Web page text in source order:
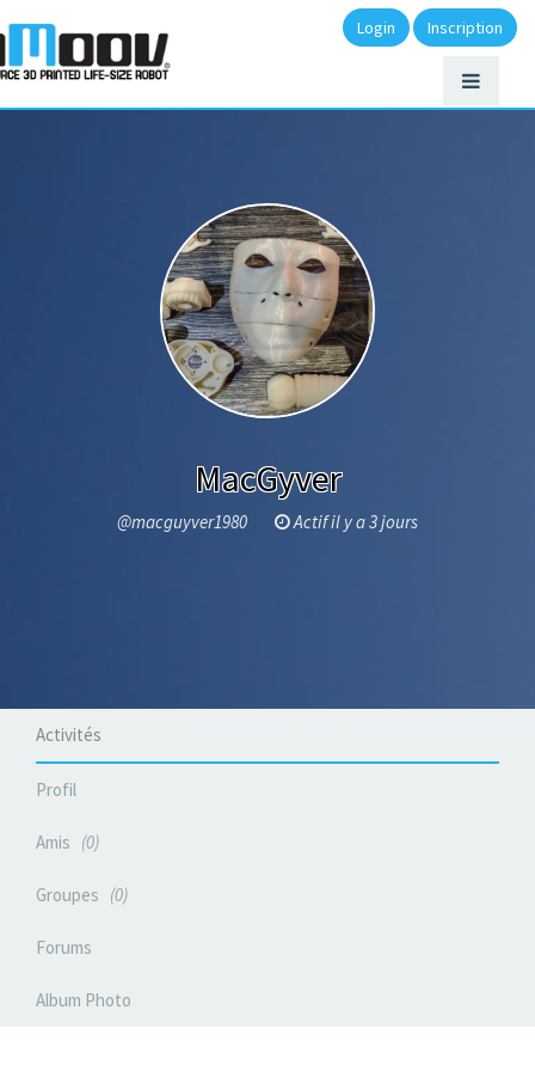
Login Inscription
MacGyver
@macguyver1980 Actif il y a 3 jours
Activités
Profil
Amis 0
Groupes 0
Forums
Album Photo